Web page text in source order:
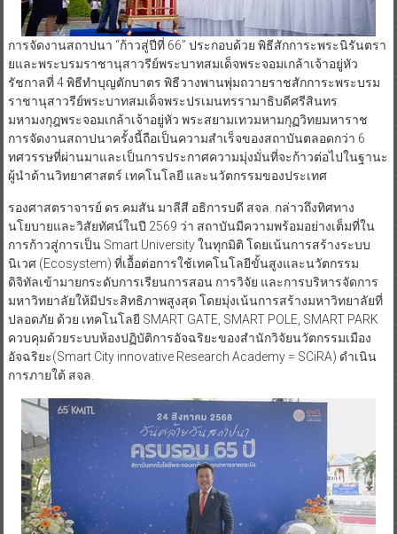
การจัดงานสถาปนา “ก้าวสู่ปีที่ 66” ประกอบด้วย พิธีสักการะพระนิรันตรา
ยและพระบรมราชานุสาวรีย์พระบาทสมเด็จพระจอมเกล้าเจ้าอยู่หัว
รัชกาลที่ 4 พิธีทำบุญตักบาตร พิธีวางพานพุ่มถวายราชสักการะพระบรม
ราชานุสาวรีย์พระบาทสมเด็จพระปรเมนทรรามาธิบดีศรีสินทร
มหามงกุฎพระจอมเกล้าเจ้าอยู่หัว พระสยามเทวมหามกุฏวิทยมหาราช
การจัดงานสถาปนาครั้งนี้ถือเป็นความสำเร็จของสถาบันตลอดกว่า 6
ทศวรรษที่ผ่านมาและเป็นการประกาศความมุ่งมั่นที่จะก้าวต่อไปในฐานะ
ผู้นำด้านวิทยาศาสตร์ เทคโนโลยี และนวัตกรรมของประเทศ
รองศาสตราจารย์ ดร.คมสัน มาลีสี อธิการบดี สจล. กล่าวถึงทิศทาง
นโยบายและวิสัยทัศน์ในปี 2569 ว่า สถาบันมีความพร้อมอย่างเต็มที่ใน
การก้าวสู่การเป็น Smart University ในทุกมิติ โดยเน้นการสร้างระบบ
นิเวศ (Ecosystem) ที่เอื้อต่อการใช้เทคโนโลยีขั้นสูงและนวัตกรรม
ดิจิทัลเข้ามายกระดับการเรียนการสอน การวิจัย และการบริหารจัดการ
มหาวิทยาลัยให้มีประสิทธิภาพสูงสุด โดยมุ่งเน้นการสร้างมหาวิทยาลัยที่
ปลอดภัย ด้วย เทคโนโลยี SMART GATE, SMART POLE, SMART PARK
ควบคุมด้วยระบบห้องปฏิบัติการอัจฉริยะของสำนักวิจัยนวัตกรรมเมือง
อัจฉริยะ(Smart City innovative Research Academy = SCiRA) ดำเนิน
การภายใต้ สจล.